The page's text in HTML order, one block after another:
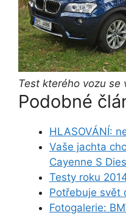
Test kterého vozu se
Podobné
HLASOVÁNÍ:
Vaše jachta
Cayenne S
Testy roku
Potřebuje svět
Fotogalerie: